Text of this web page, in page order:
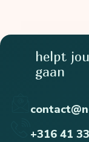
helpt
gaan
+316 41